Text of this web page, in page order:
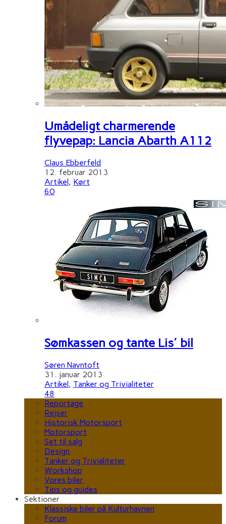
Umådeligt charmerende
flyvepap: Lancia Abarth A112
Claus Ebberfeld
12. februar 2013
Artikel, Kørt
60
Sømkassen og tante Lis' bil
Søren Navntoft
31. januar 2013
Artikel, Tanker og Trivialiteter
48
Reportage
Rejser
Historisk Motorsport
Motorsport
Set til salg
Design
Tanker og Trivialiteter
Workshop
Vores biler
Tips og guides
Sektioner
Klassiske biler på Kulturhavnen
Forum